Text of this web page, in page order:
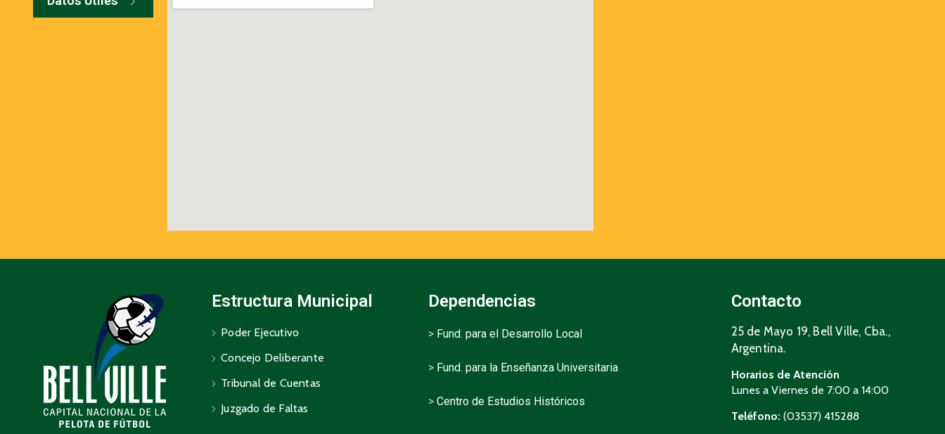
Estructura Municipal
Poder Ejecutivo
Concejo Deliberante
Tribunal de Cuentas
Juzgado de Faltas
Dependencias
> Fund. para el Desarrollo Local
> Fund. para la Enseñanza Universitaria
> Centro de Estudios Históricos
Contacto
25 de Mayo 19, Bell Ville, Cba.,
Argentina.
Horarios de Atención
Lunes a Viernes de 7:00 a 14:00
Teléfono: (03537) 415288